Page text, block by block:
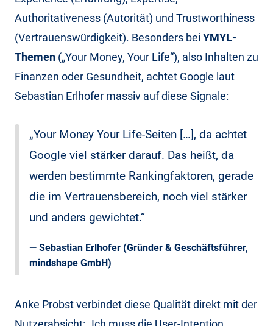
Authoritativeness (Autorität) und Trustworthiness
(Vertrauenswürdigkeit). Besonders bei YMYL-
Themen („Your Money, Your Life“), also Inhalten zu
Finanzen oder Gesundheit, achtet Google laut
Sebastian Erlhofer massiv auf diese Signale:
„Your Money Your Life-Seiten […], da achtet
Google viel stärker darauf. Das heißt, da
werden bestimmte Rankingfaktoren, gerade
die im Vertrauensbereich, noch viel stärker
und anders gewichtet.“
— Sebastian Erlhofer (Gründer & Geschäftsführer,
mindshape GmbH)
Anke Probst verbindet diese Qualität direkt mit der